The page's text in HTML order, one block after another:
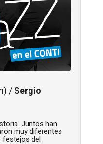
/ Sergio
Juntos han
muy diferentes
festejos del